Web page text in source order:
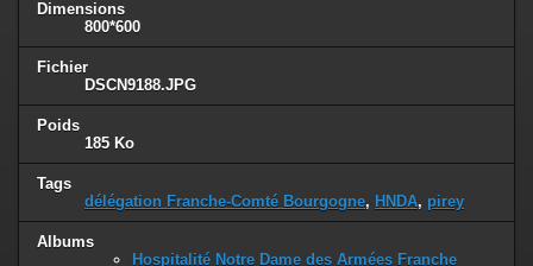
Dimensions
800*600
Fichier
DSCN9188.JPG
Poids
185 Ko
Tags
délégation Franche-Comté Bourgogne, HNDA, pirey
Albums
Hospitalité Notre Dame des Armées Franche